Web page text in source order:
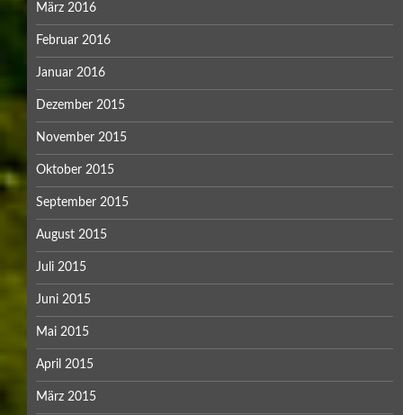
März 2016
Februar 2016
Januar 2016
Dezember 2015
November 2015
Oktober 2015
September 2015
August 2015
Juli 2015
Juni 2015
Mai 2015
April 2015
März 2015